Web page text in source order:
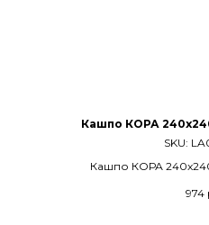
Кашпо КОРА
SKU:
Кашпо КОРА
974